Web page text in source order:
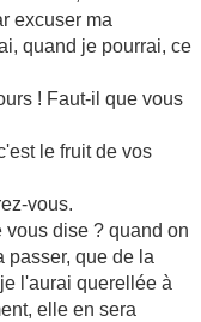
excuser ma
quand je pourrai, ce
! Faut-il que vous
le fruit de vos
vous.
vous dise ? quand on
passer, que de la
l'aurai querellée à
elle en sera